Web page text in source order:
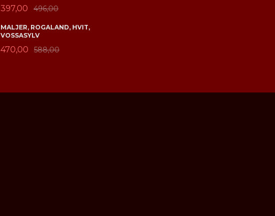
397,00 496,00
MALJER, ROGALAND, HVIT,
VOSSASYLV
470,00 588,00